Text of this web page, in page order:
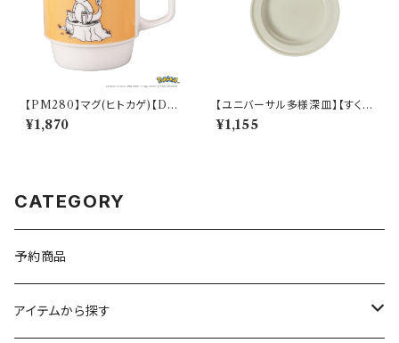
【PM280】マグ(ヒトカゲ)【Dail
y Sketch】PM282-11
¥1,870
【ユニバーサル多様深皿】【すくい
やすいうつわ】16.5cm ディープ
プレート（ホワイト）【NB10】
¥1,155
CATEGORY
予約商品
アイテムから探す